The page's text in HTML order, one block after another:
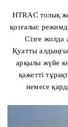
HTRAC толық
қозғалыс
Сізге жолда
Қуатты алдыңғы
арқылы жүйе
қажетті
немесе